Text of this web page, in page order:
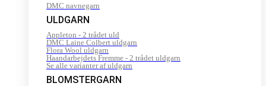
DMC navnegarn
ULDGARN
Appleton - 2 trådet uld
DMC Laine Colbert uldgarn
Flora Wool uldgarn
Haandarbejdets Fremme - 2 trådet uldgarn
Se alle varianter af uldgarn
BLOMSTERGARN